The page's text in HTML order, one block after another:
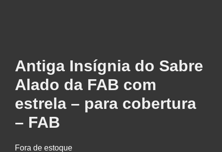
Antiga Insígnia do Sabre
Alado da FAB com
estrela – para cobertura
– FAB
Fora de estoque